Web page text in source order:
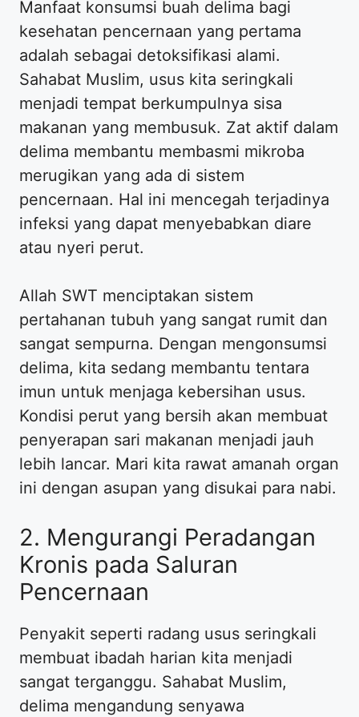
Manfaat konsumsi buah delima bagi
kesehatan pencernaan yang pertama
adalah sebagai detoksifikasi alami.
Sahabat Muslim, usus kita seringkali
menjadi tempat berkumpulnya sisa
makanan yang membusuk. Zat aktif dalam
delima membantu membasmi mikroba
merugikan yang ada di sistem
pencernaan. Hal ini mencegah terjadinya
infeksi yang dapat menyebabkan diare
atau nyeri perut.
Allah SWT menciptakan sistem
pertahanan tubuh yang sangat rumit dan
sangat sempurna. Dengan mengonsumsi
delima, kita sedang membantu tentara
imun untuk menjaga kebersihan usus.
Kondisi perut yang bersih akan membuat
penyerapan sari makanan menjadi jauh
lebih lancar. Mari kita rawat amanah organ
ini dengan asupan yang disukai para nabi.
2. Mengurangi Peradangan
Kronis pada Saluran
Pencernaan
Penyakit seperti radang usus seringkali
membuat ibadah harian kita menjadi
sangat terganggu. Sahabat Muslim,
delima mengandung senyawa